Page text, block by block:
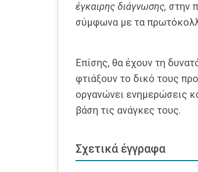
έγκαιρης διάγνωσης, στην
σύμφωνα με τα
Επίσης, θα έχουν τη
φτιάξουν το δικό τους
οργανώνει ενημερώσεις
βάση τις ανάγκες τους.
Σχετικά έγγραφα